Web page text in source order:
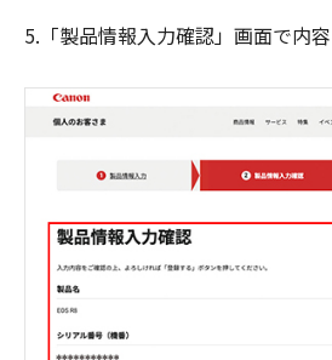
5.「製品情報入力確認」画面で内